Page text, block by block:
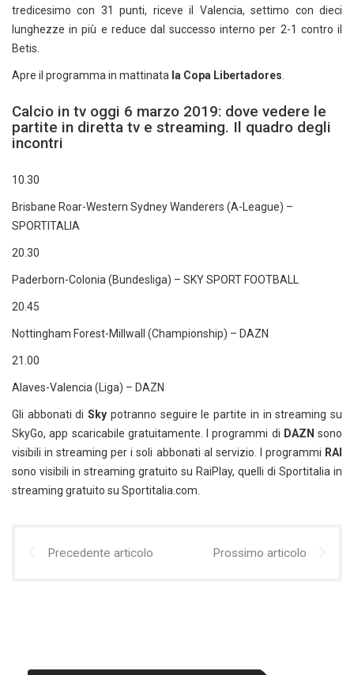
tredicesimo con 31 punti, riceve il Valencia, settimo con dieci
lunghezze in più e reduce dal successo interno per 2-1 contro il
Betis.
Apre il programma in mattinata la Copa Libertadores.
Calcio in tv oggi 6 marzo 2019: dove vedere le
partite in diretta tv e streaming. Il quadro degli
incontri
10.30
Brisbane Roar-Western Sydney Wanderers (A-League) –
SPORTITALIA
20.30
Paderborn-Colonia (Bundesliga) – SKY SPORT FOOTBALL
20.45
Nottingham Forest-Millwall (Championship) – DAZN
21.00
Alaves-Valencia (Liga) – DAZN
Gli abbonati diSky potranno seguire le partite in in streaming su
SkyGo, app scaricabile gratuitamente. I programmi di DAZN sono
visibili in streaming per i soli abbonati al servizio. I programmi RAI
sono visibili in streaming gratuito su RaiPlay, quelli di Sportitalia in
streaming gratuito su Sportitalia.com.
Precedente articolo Prossimo articolo